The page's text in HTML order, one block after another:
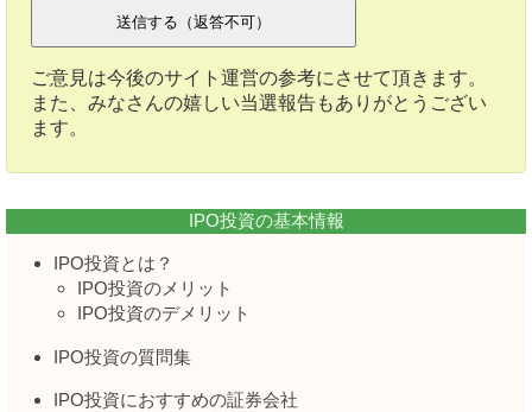
ご意見は今後のサイト運営の参考にさせて頂きます。
また、みなさんの嬉しい当選報告もありがとうござい
ます。
IPO投資の基本情報
IPO投資とは？
IPO投資のメリット
IPO投資のデメリット
IPO投資の質問集
IPO投資におすすめの証券会社